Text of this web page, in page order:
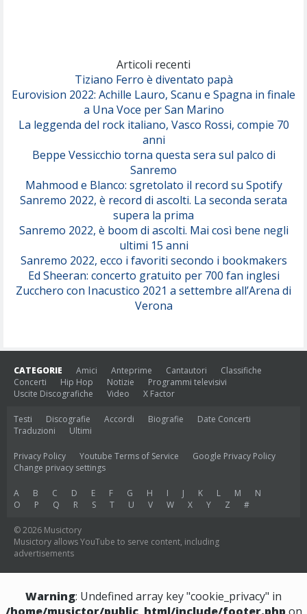
Serenamente
Articoli recenti
Tiziano Ferro è diventato papà
Eurovision 2022: Achille Lauro, Scanu e Spagna in finale
a Una Voce per San Marino
La leggenda del rock italiano, Vasco Rossi, compie 70
anni
Beppe Vessicchio torna questa sera sul palco di
Sanremo
Mahmood e Blanco: sgretolato il record su Spotify
Sanremo 2022, è record di ascolti. La seconda serata
supera la prima
Sanremo 2022, è boom di ascolti. Mai così bene negli
ultimi 15 anni
Sanremo 2022, ecco i favoriti secondo i bookmakers
Ed Sheeran: concerto gratuito per 700 fan inglesi
Zucchero con Inacustico 2021 a settembre all’Arena di
Verona
CATEGORIE Amici Anteprime Cantautori
Classifiche
Concerti
Hip Hop Notizie
Programmi televisivi
Uscite Discografiche
Video X Factor
Testi Discografie Accordi Biografie
Date Concerti
Traduzioni
Ultimi
Privacy Policy Youtube Terms of Service
Google Privacy Policy
Change privacy settings
A B C D E F G H I J K L M
N
O
P Q R S T U V W X Y Z #
© 2026 Musictory
Musictory allows YouTube to serve content, including
advertisements
Warning: Undefined array key "cookie_privacy" in